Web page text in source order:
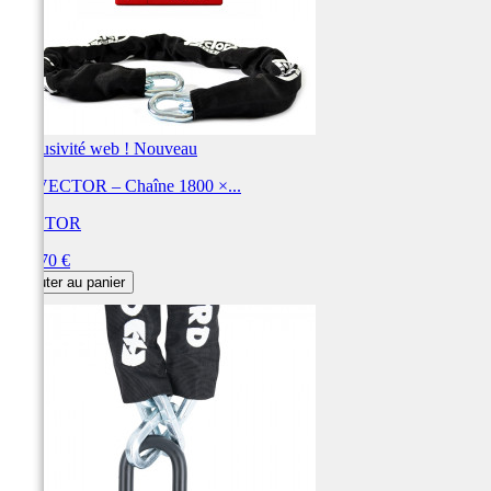
Exclusivité web ! Nouveau
Kit VECTOR – Chaîne 1800 ×...
VECTOR
192,70 €
Ajouter au panier